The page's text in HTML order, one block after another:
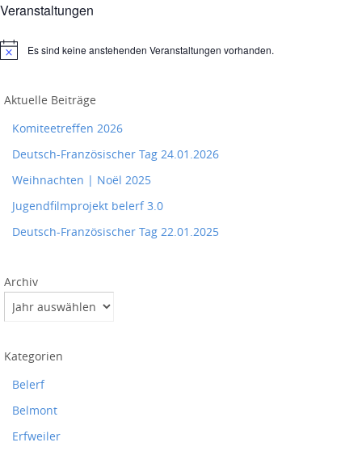
Veranstaltungen
HinweisEs sind keine anstehenden Veranstaltungen vorhanden.
Aktuelle Beiträge
Komiteetreffen 2026
Deutsch-Französischer Tag 24.01.2026
Weihnachten | Noël 2025
Jugendfilmprojekt belerf 3.0
Deutsch-Französischer Tag 22.01.2025
Archiv
Kategorien
Belerf
Belmont
Erfweiler